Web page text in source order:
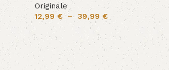
Originale
12,99€ – 39,99€